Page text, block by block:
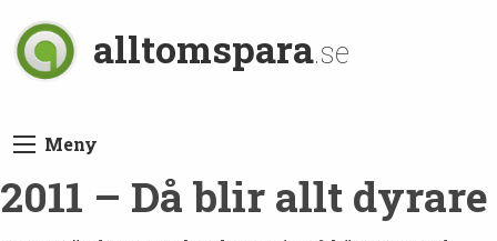
alltomspara.se
Meny
2011 – Då blir allt dyrare